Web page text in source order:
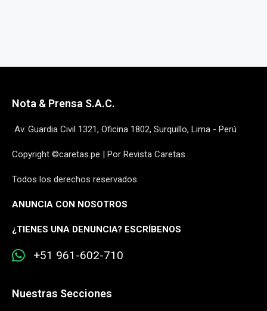
Nota & Prensa S.A.C.
Av. Guardia Civil 1321, Oficina 1802, Surquillo, Lima - Perú
Copyright ©caretas.pe | Por Revista Caretas
Todos los derechos reservados
ANUNCIA CON NOSOTROS
¿TIENES UNA DENUNCIA? ESCRÍBENOS
+51 961-602-710
Nuestras Secciones